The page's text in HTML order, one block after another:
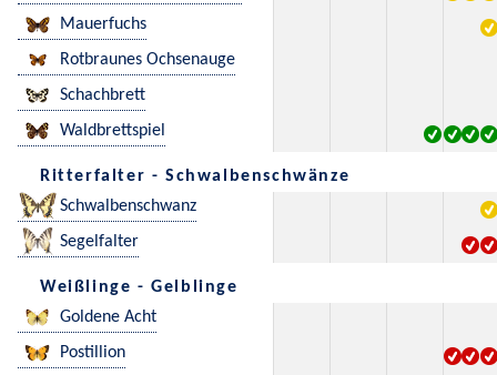
Mauerfuchs
Rotbraunes Ochsenauge
Schachbrett
Waldbrettspiel
Ritterfalter - Schwalbenschwänze
Schwalbenschwanz
Segelfalter
Weißlinge - Gelblinge
Goldene Acht
Postillion